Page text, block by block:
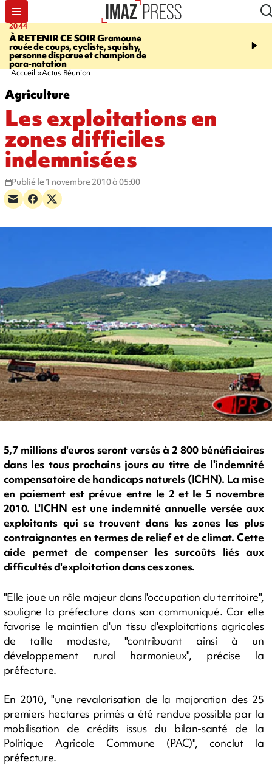
20:44
À RETENIR CE SOIRGramoune
rouée de coups, cycliste, squishy,
personne disparue et champion de
para-natation
20:35
assure que le
Accueil Actus Réunion
Agriculture
Les exploitations en
zones difficiles
indemnisées
Publié le 1 novembre 2010 à 05:00
5,7 millions d'euros seront versés à 2 800 bénéficiaires
dans les tous prochains jours au titre de l'indemnité
compensatoire de handicaps naturels (ICHN). La mise
en paiement est prévue entre le 2 et le 5 novembre
2010. L'ICHN est une indemnité annuelle versée aux
exploitants qui se trouvent dans les zones les plus
contraignantes en termes de relief et de climat. Cette
aide permet de compenser les surcoûts liés aux
difficultés d'exploitation dans ces zones.
"Elle joue un rôle majeur dans l'occupation du territoire",
souligne la préfecture dans son communiqué. Car elle
favorise le maintien d'un tissu d'exploitations agricoles
de taille modeste, "contribuant ainsi à un
développement rural harmonieux", précise la
préfecture.
En 2010, "une revalorisation de la majoration des 25
premiers hectares primés a été rendue possible par la
mobilisation de crédits issus du bilan-santé de la
Politique Agricole Commune (PAC)", conclut la
préfecture.